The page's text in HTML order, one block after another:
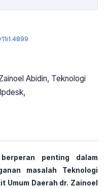
Abidin, Teknologi
penting dalam
masalah Teknologi
Umum Daerah dr. Zainoel